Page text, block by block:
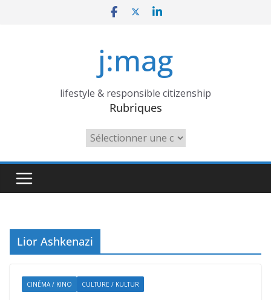
j:mag
lifestyle & responsible citizenship
Rubriques
Rubriques
Lior Ashkenazi
CINÉMA / KINO CULTURE / KULTUR